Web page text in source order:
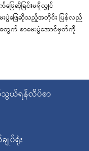
ေဆိုခြင်းမရှိလျှင်
ေးပွဲဖြေဆိုသည့်အတိုင်း ပြန်လည်
တွက် စာမေးပွဲအောင်မှတ်ကို
ယ်ရန်လိပ်စာ
ျုပ်ရုံး